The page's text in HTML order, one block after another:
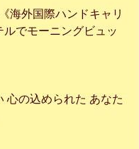
海外国際ハンドキャリ
ルでモーニングビュッ
心の込められた あなた